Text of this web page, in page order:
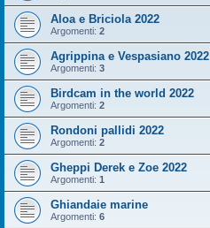
Aloa e Briciola 2022
Argomenti: 2
Agrippina e Vespasiano 2022
Argomenti: 3
Birdcam in the world 2022
Argomenti: 2
Rondoni pallidi 2022
Argomenti: 2
Gheppi Derek e Zoe 2022
Argomenti: 1
Ghiandaie marine
Argomenti: 6